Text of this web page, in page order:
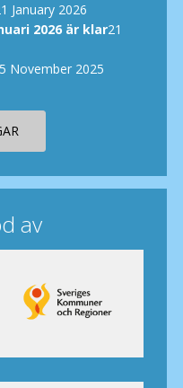
January 2026
2026 är klar21
November 2025
av